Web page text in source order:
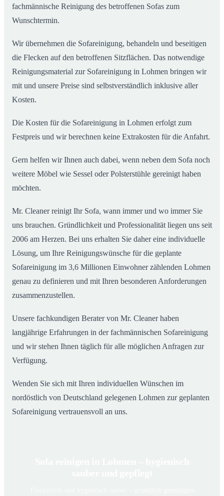
fachmännische Reinigung des betroffenen Sofas zum
Wunschtermin.
Wir übernehmen die Sofareinigung, behandeln und beseitigen
die Flecken auf den betroffenen Sitzflächen. Das notwendige
Reinigungsmaterial zur Sofareinigung in Lohmen bringen wir
mit und unsere Preise sind selbstverständlich inklusive aller
Kosten.
Die Kosten für die Sofareinigung in Lohmen erfolgt zum
Festpreis und wir berechnen keine Extrakosten für die Anfahrt.
Gern helfen wir Ihnen auch dabei, wenn neben dem Sofa noch
weitere Möbel wie Sessel oder Polsterstühle gereinigt haben
möchten.
Mr. Cleaner reinigt Ihr Sofa, wann immer und wo immer Sie
uns brauchen. Gründlichkeit und Professionalität liegen uns seit
2006 am Herzen. Bei uns erhalten Sie daher eine individuelle
Lösung, um Ihre Reinigungswünsche für die geplante
Sofareinigung im 3,6 Millionen Einwohner zählenden Lohmen
genau zu definieren und mit Ihren besonderen Anforderungen
zusammenzustellen.
Unsere fachkundigen Berater von Mr. Cleaner haben
langjährige Erfahrungen in der fachmännischen Sofareinigung
und wir stehen Ihnen täglich für alle möglichen Anfragen zur
Verfügung.
Wenden Sie sich mit Ihren individuellen Wünschen im
nordöstlich von Deutschland gelegenen Lohmen zur geplanten
Sofareinigung vertrauensvoll an uns.